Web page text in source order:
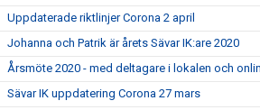
Uppdaterade riktlinjer Corona 2 april
Johanna och Patrik är årets Sävar IK:are 2020
Årsmöte 2020 - med deltagare i lokalen och
Sävar IK uppdatering Corona 27 mars